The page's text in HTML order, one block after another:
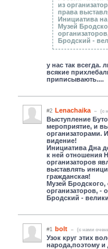
из
права
Инициатива на
Музей
Бродский -
у нас так всегда.
всякие
приписывають....
#2 Lenachaika (c
Выступление
мероприятие, и
организаторами.
видение!
Инициатива Дна
к ней отношения
организаторов
выставлять
гражданская!
Музей Бродского,
организаторов, -
Бродский -
#1 bolt (c нами
Узок круг этих
народа,поэтому